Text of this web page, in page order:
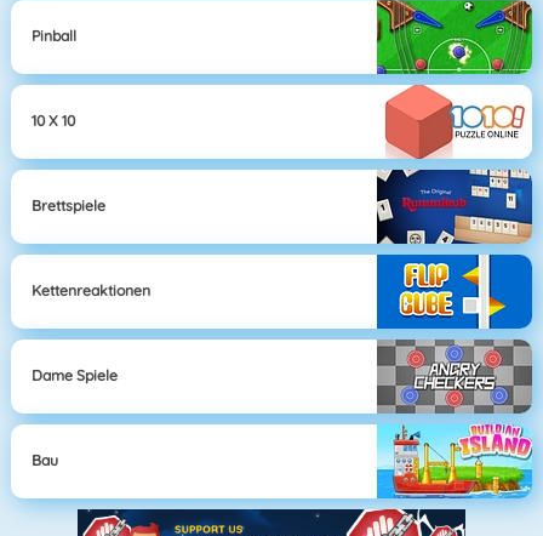
Pinball
10 X 10
Brettspiele
Kettenreaktionen
Dame Spiele
Bau